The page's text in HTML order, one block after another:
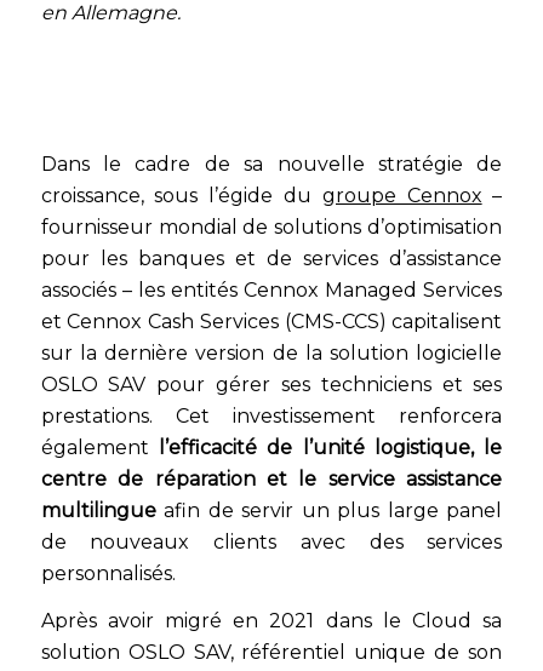
en Allemagne.
Dans le cadre de sa nouvelle stratégie de
croissance, sous l’égide du groupe Cennox –
fournisseur mondial de solutions d’optimisation
pour les banques et de services d’assistance
associés – les entités Cennox Managed Services
et Cennox Cash Services (CMS-CCS) capitalisent
sur la dernière version de la solution logicielle
OSLO SAV pour gérer ses techniciens et ses
prestations. Cet investissement renforcera
également
l’efficacité de l’unité logistique, le
centre de réparation et le service assistance
multilingueafin de servir un plus large panel
de nouveaux clients avec des services
personnalisés.
Après avoir migré en 2021 dans le Cloud sa
solution OSLO SAV, référentiel unique de son